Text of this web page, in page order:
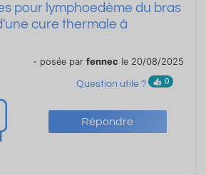
Répondre
pour lymphoedème du bras
cure thermale à
- posée par fennec le 20/08/2025
Question utile ? 0